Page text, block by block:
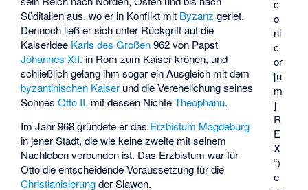
c
o
ni
c
or
[u
m
]
R
E
X
“)
e
Süditalien aus, wo er in Konflikt mit Byzanz geriet.
Dennoch ließ er sich unter Rückgriff auf die
Kaiseridee Karls des Großen962 von Papst
Johannes XII. in Rom zum Kaiser krönen, und
schließlich gelang ihm sogar ein Ausgleich mit dem
byzantinischen Kaiser und die Verehelichung seines
SohnesOtto II. mit dessen NichteTheophanu.
Im Jahr 968 gründete er das Erzbistum Magdeburg
in jener Stadt, die wie keine zweite mit seinem
Nachleben verbunden ist. Das Erzbistum war für
Otto die entscheidende Voraussetzung für die
Christianisierungder Slawen.